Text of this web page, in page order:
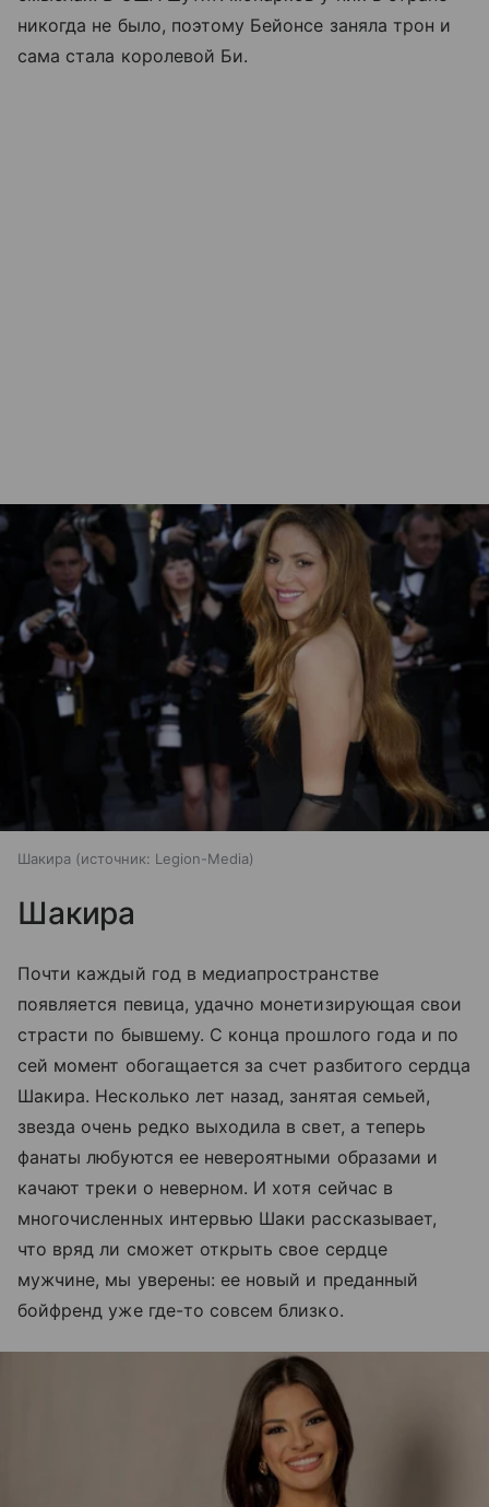
никогда не было, поэтому Бейонсе заняла трон и
сама стала королевой Би.
Шакира источник: Legion-Media
Шакира
Почти каждый год в медиапространстве
появляется певица, удачно монетизирующая свои
страсти по бывшему. С конца прошлого года и по
сей момент обогащается за счет разбитого сердца
Шакира. Несколько лет назад, занятая семьей,
звезда очень редко выходила в свет, а теперь
фанаты любуются ее невероятными образами и
качают треки о неверном. И хотя сейчас в
многочисленных интервью Шаки рассказывает,
что вряд ли сможет открыть свое сердце
мужчине, мы уверены: ее новый и преданный
бойфренд уже где-то совсем близко.